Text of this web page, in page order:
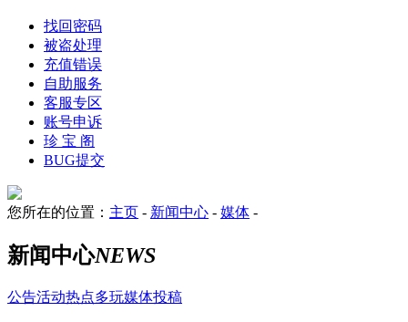
找回密码
被盗处理
充值错误
自助服务
客服专区
账号申诉
珍 宝 阁
BUG提交
您所在的位置： 主页 新闻中心 媒体
新闻中心NEWS
公告活动热点多玩媒体投稿